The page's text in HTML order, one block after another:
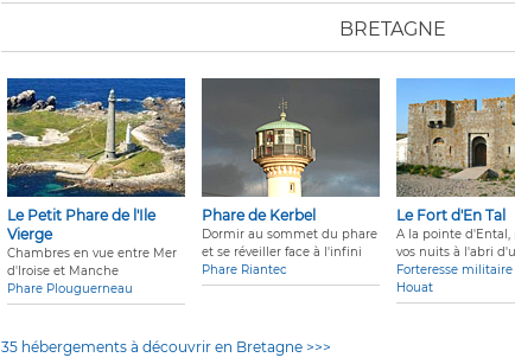
BRETAGNE
Le Petit Phare de l'Ile
Vierge
Chambres en vue entre Mer
d'Iroise et Manche
Phare Plouguerneau
Phare de Kerbel
Dormir au sommet du phare
et se réveiller face à l'infini
Phare Riantec
Le Fort d'En Tal
A la pointe d'Ental,
vos nuits à l'abri
Forteresse
Houat
35 hébergements à découvrir en Bretagne >>>